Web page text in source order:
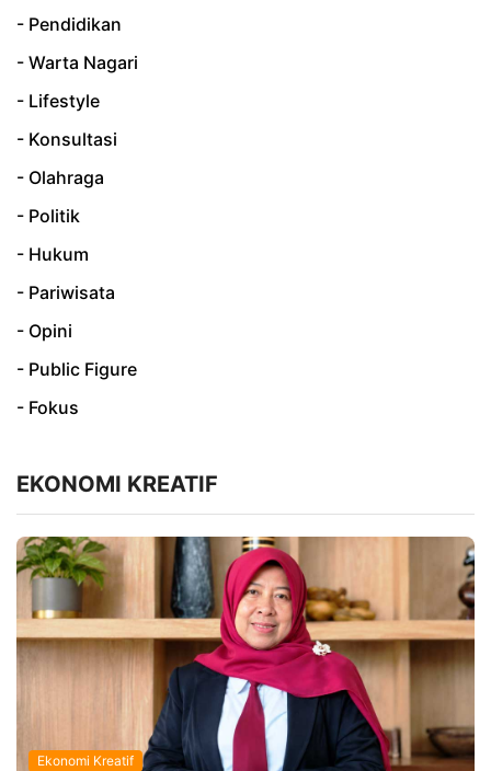
- Pendidikan
- Warta Nagari
- Lifestyle
- Konsultasi
- Olahraga
- Politik
- Hukum
- Pariwisata
- Opini
- Public Figure
- Fokus
EKONOMI KREATIF
Ekonomi Kreatif